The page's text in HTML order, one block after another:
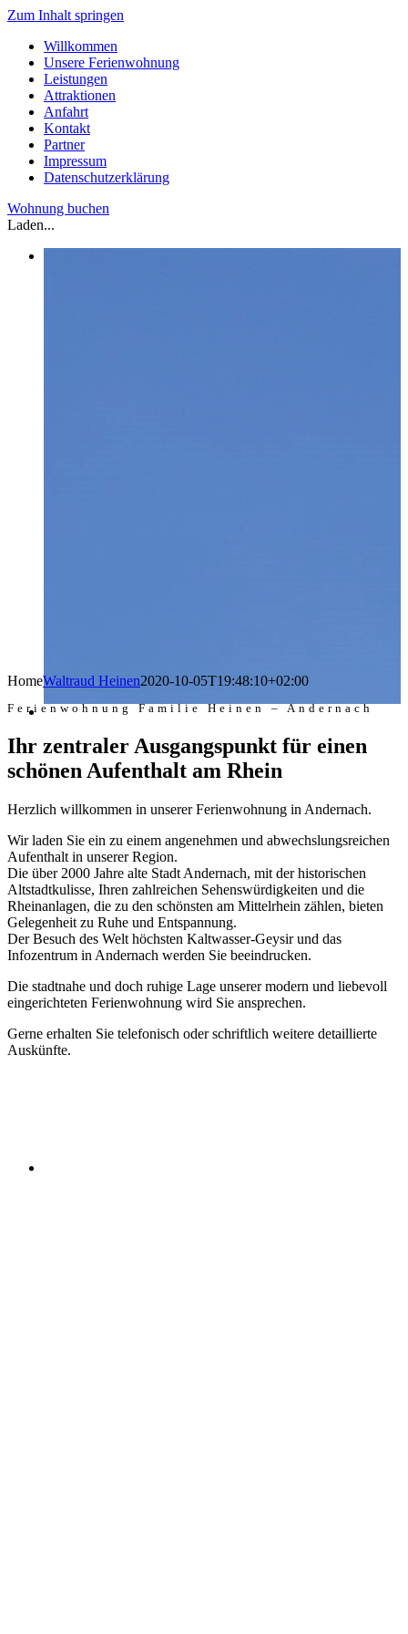
Zum Inhalt springen
Willkommen
Unsere Ferienwohnung
Leistungen
Attraktionen
Anfahrt
Kontakt
Partner
Impressum
Datenschutzerklärung
Wohnung buchen
Laden...
HomeWaltraud Heinen2020-10-05T19:48:10+02:00
Ferienwohnung Familie Heinen – Andernach
Ihr zentraler Ausgangspunkt für einen
schönen Aufenthalt am Rhein
Herzlich willkommen in unserer Ferienwohnung in Andernach.
Wir laden Sie ein zu einem angenehmen und abwechslungsreichen
Aufenthalt in unserer Region.
Die über 2000 Jahre alte Stadt Andernach, mit der historischen
Altstadtkulisse, Ihren zahlreichen Sehenswürdigkeiten und die
Rheinanlagen, die zu den schönsten am Mittelrhein zählen, bieten
Gelegenheit zu Ruhe und Entspannung.
Der Besuch des Welt höchsten Kaltwasser-Geysir und das
Infozentrum in Andernach werden Sie beeindrucken.
Die stadtnahe und doch ruhige Lage unserer modern und liebevoll
eingerichteten Ferienwohnung wird Sie ansprechen.
Gerne erhalten Sie telefonisch oder schriftlich weitere detaillierte
Auskünfte.